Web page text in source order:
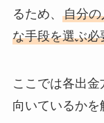
るため、 自分
な手段を選ぶ必
ここでは各出
向いているかを